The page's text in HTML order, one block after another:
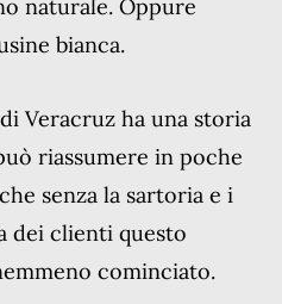
naturale. Oppure
bianca.
Veracruz ha una storia
riassumere in poche
senza la sartoria e i
dei clienti questo
cominciato.